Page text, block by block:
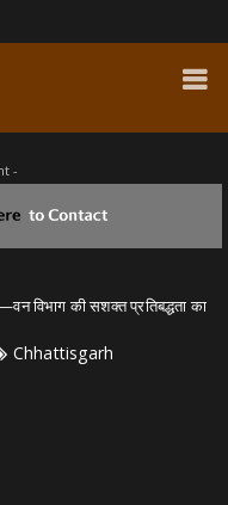
-
विभाग की सशक्त प्रतिबद्धता का
Chhattisgarh